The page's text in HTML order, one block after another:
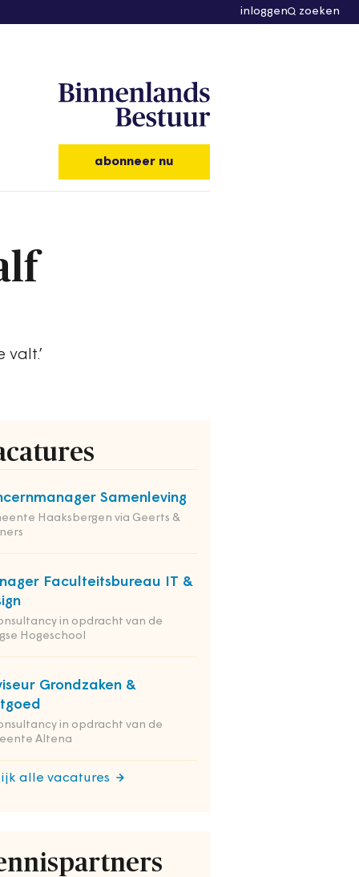
inloggen zoeken
abonneer nu
Samenleving
Haaksbergen via Geerts &
Faculteitsbureau IT &
in opdracht van de
Hogeschool
Grondzaken &
in opdracht van de
Altena
alle vacatures